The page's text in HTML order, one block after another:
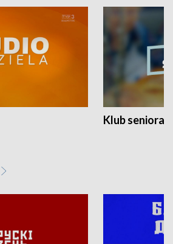
Klub seniora